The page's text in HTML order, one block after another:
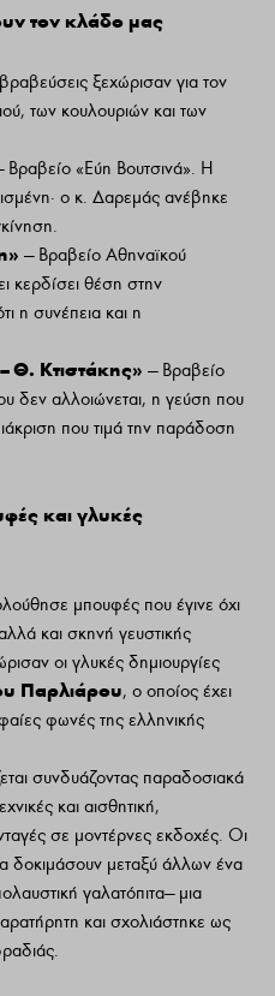
τον κλάδο μας
ξεχώρισαν για τον
των κουλουριών και των
Βραβείο «Εύη Βουτσινά». Η
ο κ. Δαρεμάς ανέβηκε
— Βραβείο Αθηναϊκού
κερδίσει θέση στην
η συνέπεια και η
Θ. Κτιστάκης» — Βραβείο
δεν αλλοιώνεται, η γεύση που
που τιμά την παράδοση
και γλυκές
μπουφές που έγινε όχι
και σκηνή γευστικής
οι γλυκές δημιουργίες
Παρλιάρου, ο οποίος έχει
φωνές της ελληνικής
συνδυάζοντας παραδοσιακά
και αισθητική,
σε μοντέρνες εκδοχές. Οι
δοκιμάσουν μεταξύ άλλων ένα
γαλατόπιτα— μια
και σχολιάστηκε ως